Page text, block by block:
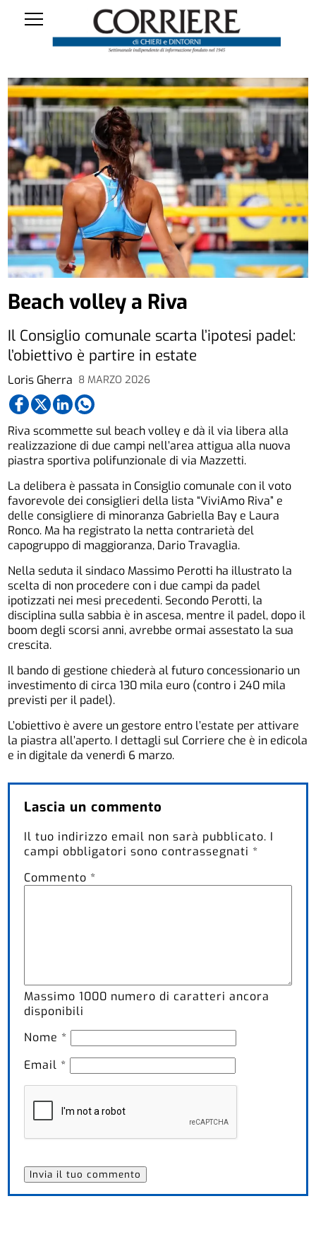
Loris Gherra 8 MARZO 2026
Beach volley a Riva
Il Consiglio comunale scarta l’ipotesi padel:
l’obiettivo è partire in estate
Riva scommette sul beach volley e dà il via libera alla
realizzazione di due campi nell’area attigua alla nuova
piastra sportiva polifunzionale di via Mazzetti.
La delibera è passata in Consiglio comunale con il voto
favorevole dei consiglieri della lista “ViviAmo Riva” e
delle consigliere di minoranza Gabriella Bay e Laura
Ronco. Ma ha registrato la netta contrarietà del
capogruppo di maggioranza, Dario Travaglia.
Nella seduta il sindaco Massimo Perotti ha illustrato la
scelta di non procedere con i due campi da padel
ipotizzati nei mesi precedenti. Secondo Perotti, la
disciplina sulla sabbia è in ascesa, mentre il padel, dopo il
boom degli scorsi anni, avrebbe ormai assestato la sua
crescita.
Il bando di gestione chiederà al futuro concessionario un
investimento di circa 130 mila euro (contro i 240 mila
previsti per il padel).
L’obiettivo è avere un gestore entro l’estate per attivare
la piastra all’aperto. I dettagli sul Corriere che è in edicola
e in digitale da venerdì 6 marzo.
Lascia un commento
Il tuo indirizzo email non sarà pubblicato. I
campi obbligatori sono contrassegnati *
Commento *
Massimo1000 numero di caratteri ancora
disponibili
Nome *
Email *